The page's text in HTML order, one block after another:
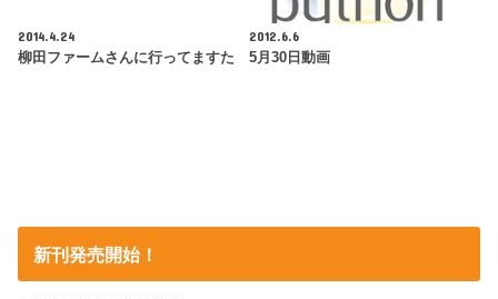
2014.4.24
柳田ファームさんに行ってますた
2012.6.6
5月30日動画
新刊発売開始！